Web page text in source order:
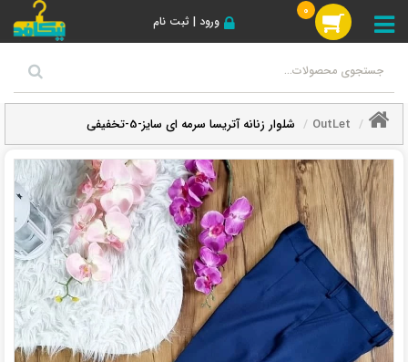
ورود | ثبت نام
0
OutLet شلوار زنانه آتریسا سرمه ای سایز-5-تخفیفی